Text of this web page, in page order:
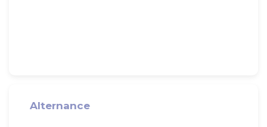
Alternance